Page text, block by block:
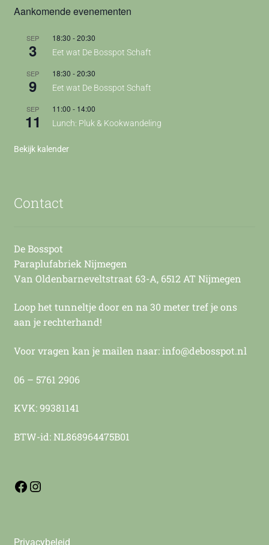
Aankomende evenementen
SEP
3
18:30 -20:30
Eet wat De Bosspot Schaft
SEP
9
18:30 -20:30
Eet wat De Bosspot Schaft
SEP
11
11:00 - 14:00
Lunch: Pluk & Kookwandeling
Bekijk kalender
Contact
De Bosspot
Paraplufabriek Nijmegen
Van Oldenbarneveltstraat 63-A, 6512 AT Nijmegen
Loop het tunneltje door en na 30 meter tref je ons
aan je rechterhand!
Voor vragen kan je mailen naar: info@debosspot.nl
06 – 5761 2906
KVK: 99381141
BTW-id: NL868964475B01
Privacybeleid